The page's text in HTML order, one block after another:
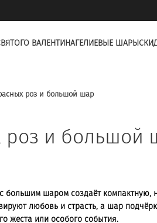
ВАЛЕНТИНАГЕЛИЕВЫЕ ШАРЫ
роз и большой шар
роз и большой
с большим шаром создаёт
любовь и страсть, а шар
жеста или особого события.